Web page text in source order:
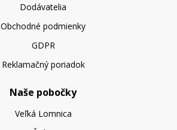
Dodávatelia
Obchodné podmienky
GDPR
Reklamačný poriadok
Naše pobočky
Veľká Lomnica